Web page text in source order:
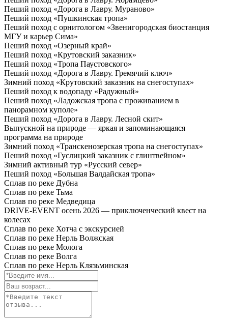
Пеший поход «Дорога в Лавру. Мураново»
Пеший поход «Пушкинская тропа»
Пеший поход с орнитологом «Звенигородская биостанция
МГУ и карьер Сима»
Пеший поход «Озерный край»
Пеший поход «Крутовский заказник»
Пеший поход «Тропа Паустовского»
Пеший поход «Дорога в Лавру. Гремячий ключ»
Зимний поход «Крутовский заказник на снегоступах»
Пеший поход к водопаду «Радужный»
Пеший поход «Ладожская тропа с проживанием в
панорамном куполе»
Пеший поход «Дорога в Лавру. Лесной скит»
Выпускной на природе — яркая и запоминающаяся
программа на природе
Зимний поход «Транскенозерская тропа на снегоступах»
Пеший поход «Гуслицкий заказник с глинтвейном»
Зимний активный тур «Русский север»
Пеший поход «Большая Валдайская тропа»
Сплав по реке Дубна
Сплав по реке Тьма
Сплав по реке Медведица
DRIVE-EVENT осень 2026 — приключенческий квест на
колесах
Cплав по реке Хотча с экскурсией
Сплав по реке Нерль Волжская
Сплав по реке Молога
Сплав по реке Волга
Сплав по реке Нерль Клязьминская